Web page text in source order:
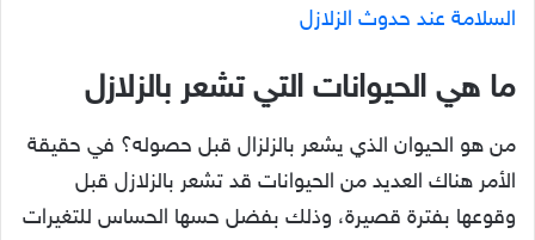
السلامة عند حدوث الزلازل
ما هي الحيوانات التي تشعر بالزلازل
من هو الحيوان الذي يشعر بالزلزال قبل حصوله؟ في حقيقة
الأمر هناك العديد من الحيوانات قد تشعر بالزلازل قبل
وقوعها بفترة قصيرة، وذلك بفضل حسها الحساس للتغيرات